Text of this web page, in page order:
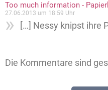
Too much information -
27.06.2013 um 18:59 Uhr
[…] Nessy knipst ihre
Die Kommentare sind